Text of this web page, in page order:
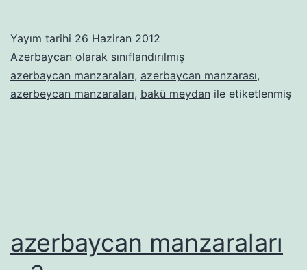
Yayım tarihi 26 Haziran 2012
Azerbaycan olarak sınıflandırılmış
azerbaycan manzaraları, azerbaycan manzarası,
azerbeycan manzaraları, bakü meydan ile etiketlenmiş
azerbaycan manzaraları